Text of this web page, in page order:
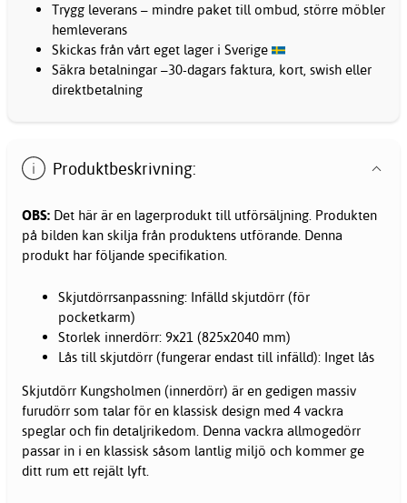
Trygg leverans – mindre paket till ombud, större möbler
hemleverans
Skickas från vårt eget lager i Sverige
Säkra betalningar –30-dagars faktura, kort, swish eller
direktbetalning
Produktbeskrivning:
OBS: Det här är en lagerprodukt till utförsäljning. Produkten
på bilden kan skilja från produktens utförande. Denna
produkt har följande specifikation.
Skjutdörrsanpassning: Infälld skjutdörr (för
pocketkarm)
Storlek innerdörr: 9x21 (825x2040 mm)
Lås till skjutdörr (fungerar endast till infälld): Inget lås
Skjutdörr Kungsholmen (innerdörr) är en gedigen massiv
furudörr som talar för en klassisk design med 4 vackra
speglar och fin detaljrikedom. Denna vackra allmogedörr
passar in i en klassisk såsom lantlig miljö och kommer ge
ditt rum ett rejält lyft.